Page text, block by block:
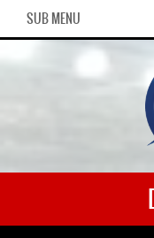
SUB MENU